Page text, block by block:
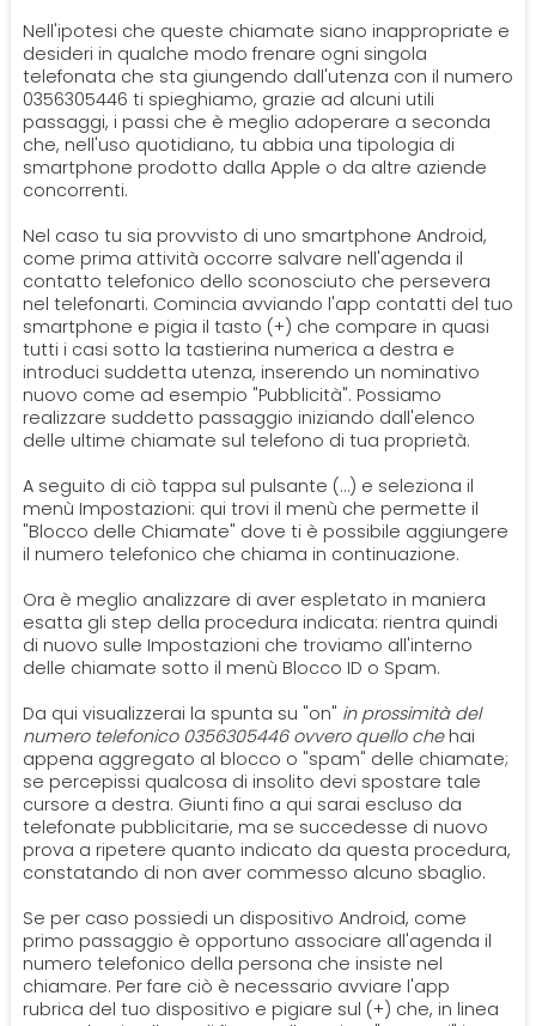
Nell'ipotesi che queste chiamate siano inappropriate e
desideri in qualche modo frenare ogni singola
telefonata che sta giungendo dall'utenza con il numero
0356305446 ti spieghiamo, grazie ad alcuni utili
passaggi, i passi che è meglio adoperare a seconda
che, nell'uso quotidiano, tu abbia una tipologia di
smartphone prodotto dalla Apple o da altre aziende
concorrenti.
Nel caso tu sia provvisto di uno smartphone Android,
come prima attività occorre salvare nell'agenda il
contatto telefonico dello sconosciuto che persevera
nel telefonarti. Comincia avviando l'app contatti del tuo
smartphone e pigia il tasto (+) che compare in quasi
tutti i casi sotto la tastierina numerica a destra e
introduci suddetta utenza, inserendo un nominativo
nuovo come ad esempio "Pubblicità". Possiamo
realizzare suddetto passaggio iniziando dall'elenco
delle ultime chiamate sul telefono di tua proprietà.
A seguito di ciò tappa sul pulsante (…) e seleziona il
menù Impostazioni: qui trovi il menù che permette il
"Blocco delle Chiamate" dove ti è possibile aggiungere
il numero telefonico che chiama in continuazione.
Ora è meglio analizzare di aver espletato in maniera
esatta gli step della procedura indicata: rientra quindi
di nuovo sulle Impostazioni che troviamo all'interno
delle chiamate sotto il menù Blocco ID o Spam.
Da qui visualizzerai la spunta su "on" in prossimità del
numero telefonico 0356305446 ovvero quello chehai
appena aggregato al blocco o "spam" delle chiamate;
se percepissi qualcosa di insolito devi spostare tale
cursore a destra. Giunti fino a qui sarai escluso da
telefonate pubblicitarie, ma se succedesse di nuovo
prova a ripetere quanto indicato da questa procedura,
constatando di non aver commesso alcuno sbaglio.
Se per caso possiedi un dispositivo Android, come
primo passaggio è opportuno associare all'agenda il
numero telefonico della persona che insiste nel
chiamare. Per fare ciò è necessario avviare l'app
rubrica del tuo dispositivo e pigiare sul (+) che, in linea